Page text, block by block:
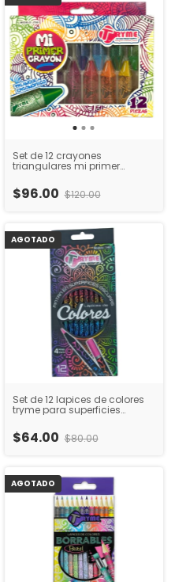
Set de 12 crayones
triangulares mi primer
diseño ergonómico para
niños ideal para escuela
$96.00 $120.00
AGOTADO
Set de 12 lapices de colores
tryme para superficies
pigmentacion ideales para
papel negro y proyectos
$64.00 $80.00
AGOTADO